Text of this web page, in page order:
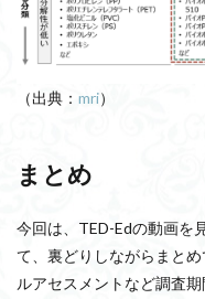
（出典： mri）
まとめ
今回は、TED-Edの動画を
て、裏どりしながらまと
ルアセスメントなど調査